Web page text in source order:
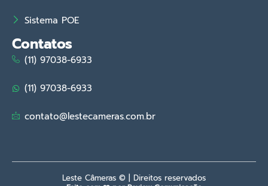
Sistema POE
Contatos
(11) 97038-6933
(11) 97038-6933
contato@lestecameras.com.br
Leste Câmeras © | Direitos reservados